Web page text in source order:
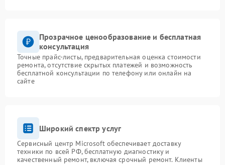
Прозрачное ценообразование и бесплатная
консультация
Точные прайс-листы, предварительная оценка стоимости
ремонта, отсутствие скрытых платежей и возможность
бесплатной консультации по телефону или онлайн на
сайте
Широкий спектр услуг
Сервисный центр Microsoft обеспечивает доставку
техники по всей РФ, бесплатную диагностику и
качественный ремонт, включая срочный ремонт. Клиенты